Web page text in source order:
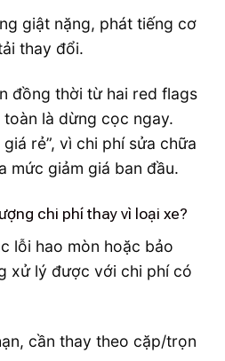
giật nặng, phát tiếng cơ
thay đổi.
đồng thời từ hai red flags
là dừng cọc ngay.
rẻ”, vì chi phí sửa chữa
mức giảm giá ban đầu.
chi phí thay vì loại xe?
lỗi hao mòn hoặc bảo
xử lý được với chi phí có
cần thay theo cặp/trọn